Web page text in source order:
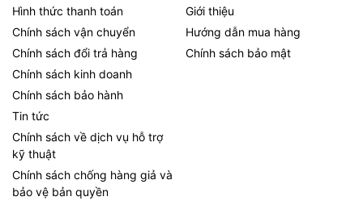
Hình thức thanh toán
Chính sách vận chuyển
Chính sách đổi trả hàng
Chính sách kinh doanh
Chính sách bảo hành
Tin tức
Chính sách về dịch vụ hỗ trợ
kỹ thuật
Chính sách chống hàng giả và
bảo vệ bản quyền
Giới thiệu
Hướng dẫn mua hàng
Chính sách bảo mật